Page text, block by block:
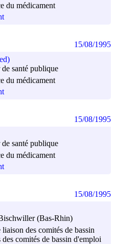
du médicament
santé publique
du médicament
15/08/1995
santé publique
du médicament
15/08/1995
(Bas-Rhin)
des comités de bassin
comités de bassin d'emploi
15/08/1995